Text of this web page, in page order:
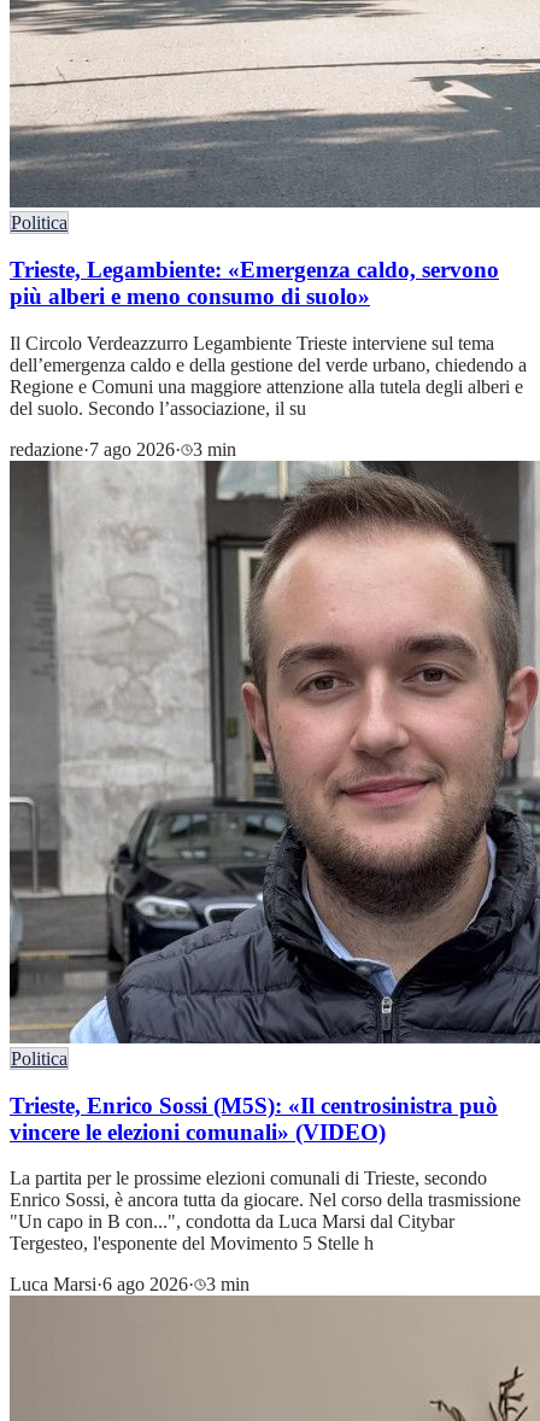
Politica
Trieste, Legambiente: «Emergenza caldo, servono
più alberi e meno consumo di suolo»
Il Circolo Verdeazzurro Legambiente Trieste interviene sul tema
dell’emergenza caldo e della gestione del verde urbano, chiedendo a
Regione e Comuni una maggiore attenzione alla tutela degli alberi e
del suolo. Secondo l’associazione, il su
redazione·7 ago 2026· 3 min
Politica
Trieste, Enrico Sossi (M5S): «Il centrosinistra può
vincere le elezioni comunali» (VIDEO)
La partita per le prossime elezioni comunali di Trieste, secondo
Enrico Sossi, è ancora tutta da giocare. Nel corso della trasmissione
"Un capo in B con...", condotta da Luca Marsi dal Citybar
Tergesteo, l'esponente del Movimento 5 Stelle h
Luca Marsi·6 ago 2026· 3 min